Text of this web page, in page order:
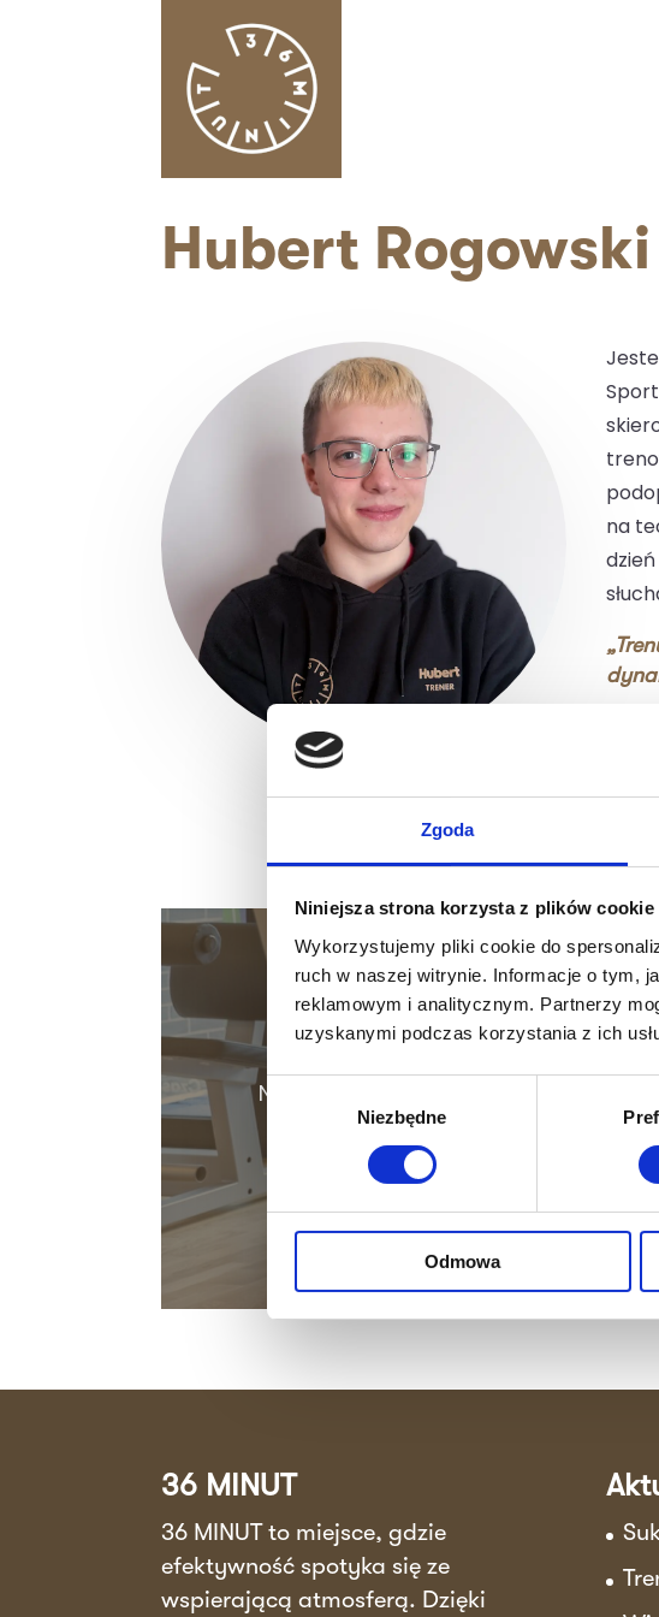
Zgoda
Niniejsza strona korzysta z plików cookie
Wykorzystujemy pliki cookie do
ruch w naszej witrynie. Informacje o tym,
reklamowym i analitycznym. Partnerzy
uzyskanymi podczas korzystania z ich
Wybór
Niezbędne
Odmowa
Hubert Rogowski
na
Darmowy
Nie czekaj dłużej! Skontaktuj się z
36 MINUT
36 MINUT to miejsce, gdzie
efektywność spotyka się ze
wspierającą atmosferą. Dzięki